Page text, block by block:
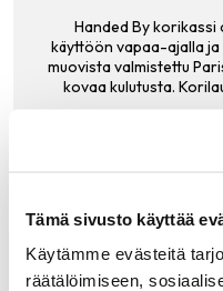
Tämä sivusto käyttää
Käytämme evästeitä
räätälöimiseen,
Handed By korikassi
käyttöön vapaa-ajalla
muovista valmistettu
kovaa kulutusta.